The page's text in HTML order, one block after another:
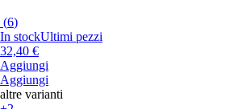
(6)
In stockUltimi pezzi
32,40 €
Aggiungi
Aggiungi
altre varianti